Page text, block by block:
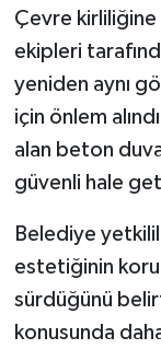
Çevre
ekipleri
yeniden aynı
için önlem
alan beton
güvenli hale
Belediye
estetiğinin
sürdüğünü
konusunda